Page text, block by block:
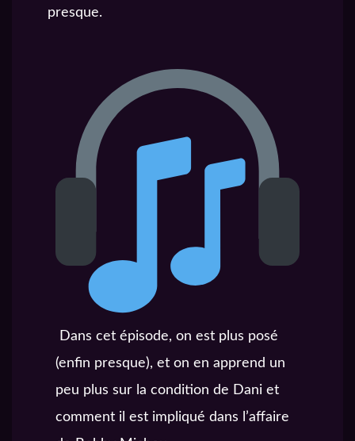
presque.
Dans cet épisode, on est plus posé
(enfin presque), et on en apprend un
peu plus sur la condition de Dani et
comment il est impliqué dans l’affaire